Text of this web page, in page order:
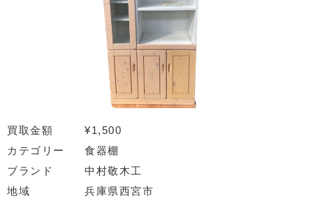
買取金額
¥1,500
カテゴリー
食器棚
ブランド
中村敬木工
地域
兵庫県西宮市